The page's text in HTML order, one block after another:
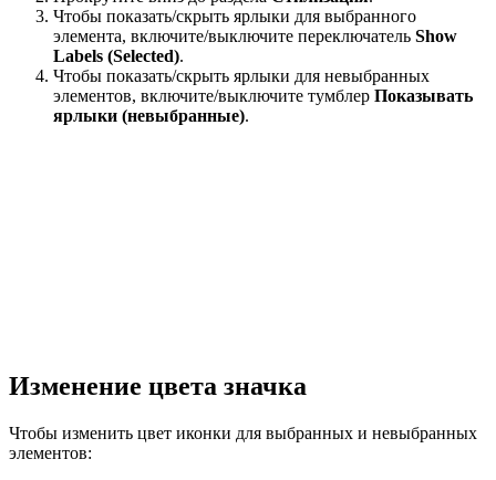
Чтобы показать/скрыть ярлыки для выбранного
элемента, включите/выключите переключатель Show
Labels (Selected).
Чтобы показать/скрыть ярлыки для невыбранных
элементов, включите/выключите тумблер Показывать
ярлыки (невыбранные).
Изменение цвета значка
Чтобы изменить цвет иконки для выбранных и невыбранных
элементов: